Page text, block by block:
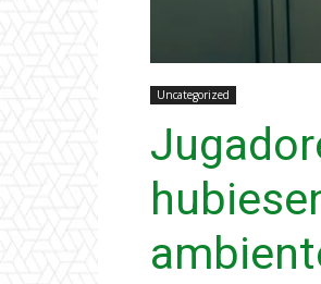
Uncategorized